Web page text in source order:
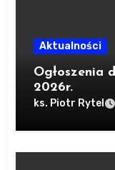
Aktualności
Ogłoszenia
2026r.
ks. Piotr Rytel